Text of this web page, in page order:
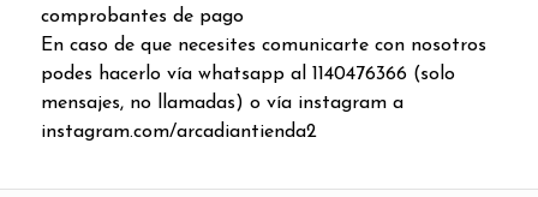
comprobantes de pago
En caso de que necesites comunicarte con nosotros
podes hacerlo vía whatsapp al 1140476366 (solo
mensajes, no llamadas) o vía instagram a
instagram.com/arcadiantienda2